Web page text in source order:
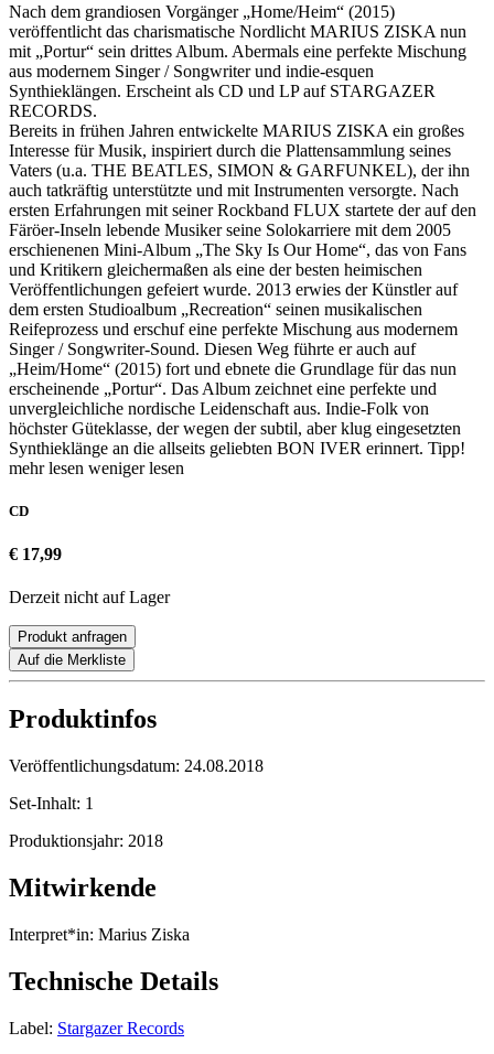
Nach dem grandiosen Vorgänger „Home/Heim“ (2015)
veröffentlicht das charismatische Nordlicht MARIUS ZISKA nun
mit „Portur“ sein drittes Album. Abermals eine perfekte Mischung
aus modernem Singer / Songwriter und indie-esquen
Synthieklängen. Erscheint als CD und LP auf STARGAZER
RECORDS.
Bereits in frühen Jahren entwickelte MARIUS ZISKA ein großes
Interesse für Musik, inspiriert durch die Plattensammlung seines
Vaters (u.a. THE BEATLES, SIMON & GARFUNKEL), der ihn
auch tatkräftig unterstützte und mit Instrumenten versorgte. Nach
ersten Erfahrungen mit seiner Rockband FLUX startete der auf den
Färöer-Inseln lebende Musiker seine Solokarriere mit dem 2005
erschienenen Mini-Album „The Sky Is Our Home“, das von Fans
und Kritikern gleichermaßen als eine der besten heimischen
Veröffentlichungen gefeiert wurde. 2013 erwies der Künstler auf
dem ersten Studioalbum „Recreation“ seinen musikalischen
Reifeprozess und erschuf eine perfekte Mischung aus modernem
Singer / Songwriter-Sound. Diesen Weg führte er auch auf
„Heim/Home“ (2015) fort und ebnete die Grundlage für das nun
erscheinende „Portur“. Das Album zeichnet eine perfekte und
unvergleichliche nordische Leidenschaft aus. Indie-Folk von
höchster Güteklasse, der wegen der subtil, aber klug eingesetzten
Synthieklänge an die allseits geliebten BON IVER erinnert. Tipp!
mehr lesen weniger lesen
CD
€ 17,99
Derzeit nicht auf Lager
Produkt anfragen
Auf die Merkliste
Produktinfos
Veröffentlichungsdatum: 24.08.2018
Set-Inhalt: 1
Produktionsjahr: 2018
Mitwirkende
Interpret*in: Marius Ziska
Technische Details
Label: Stargazer Records